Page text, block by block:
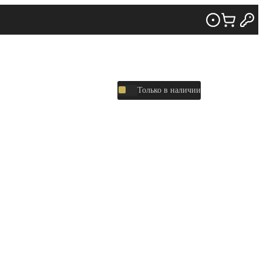
Только в наличии